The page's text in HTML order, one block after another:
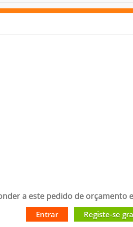
a este pedido de orçamento
Entrar Registe-se